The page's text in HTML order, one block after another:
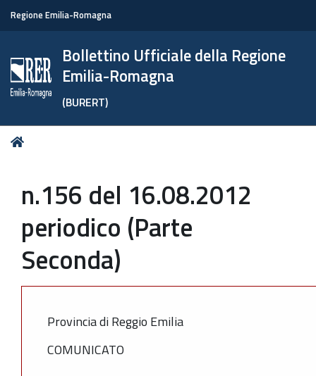
Regione Emilia-Romagna
Bollettino Ufficiale della Regione
Emilia-Romagna
(BURERT)
Tu
n.156 del 16.08.2012
periodico (Parte
Seconda)
Provincia di Reggio Emilia
COMUNICATO